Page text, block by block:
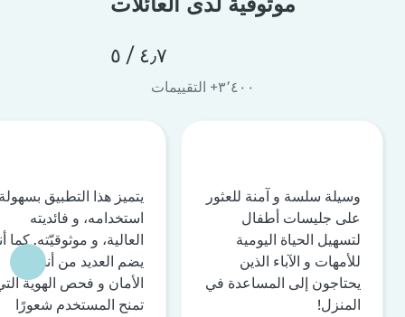
٤٫٧ / ٥
٣٬٤٠٠+ التقييمات
وسيلة سلسة و آمنة للعثور
على جليسات أطفال
لتسهيل الحياة اليومية
للأمهات و الآباء الذين
يحتاجون إلى المساعدة في
المنزل!
يتميز هذا التطبيق
استخدامه، و فائديته
العالية، و موثوقيّته. كما
يضم العديد من أنظمة
الأمان و فحص الهوية
تمنح المستخدم شعورًا